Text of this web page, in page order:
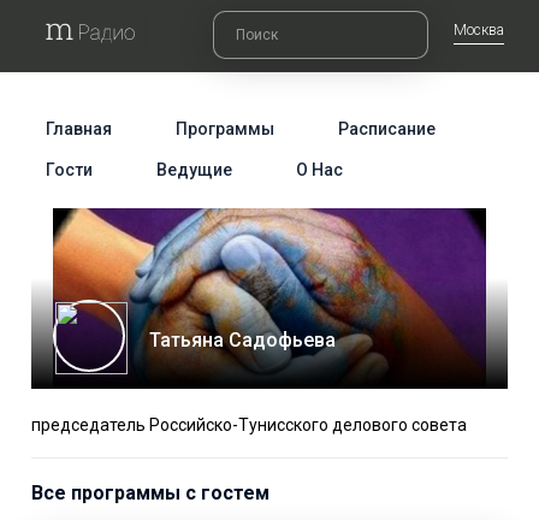
Москва
Главная Программы Расписание
Гости Ведущие О Нас
Татьяна Садофьева
председатель Российско-Тунисского делового совета
Все программы с гостем